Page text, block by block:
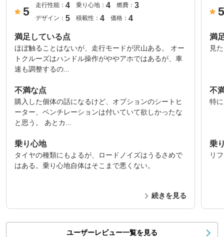
5
走行性能： 4 乗り心地： 4 燃費： 3
デザイン： 5 積載性： 4 価格： 4
満足している点
ほぼ触ることはないが、走行モードが沢山ある。 オー
トクルーズはハンドル操作がややアホではあるが、車
速も調整するの...
不満な点
購入した個体の話になるけど、オプションのシートヒ
ーター、ベンチレーションは付いていて欲しかったな
と思う。 あとカ...
乗り心地
タイヤの種類にもよるが、ロードノイズはうるさめで
はある。乗り心地自体はそこまで悪くない。
続きを見る
満
見
不
特
乗
リ
ユーザーレビュー一覧を見る